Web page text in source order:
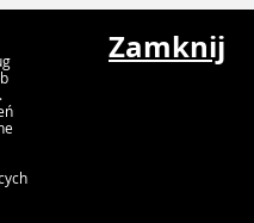
Rychwał
570 Rychwał
Zamknij